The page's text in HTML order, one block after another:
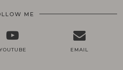
ME
EMAIL